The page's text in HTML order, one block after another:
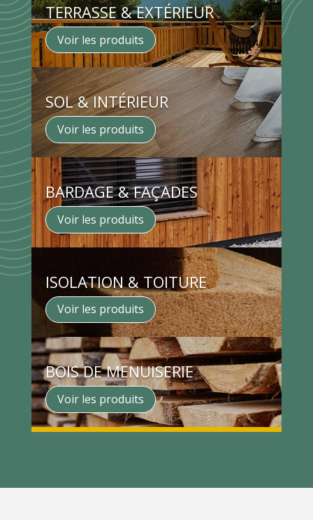
TERRASSE & EXTÉRIEUR
Voir les produits
SOL & INTÉRIEUR
Voir les produits
BARDAGE & FAÇADES
Voir les produits
ISOLATION & TOITURE
Voir les produits
BOIS DE MENUISERIE
Voir les produits